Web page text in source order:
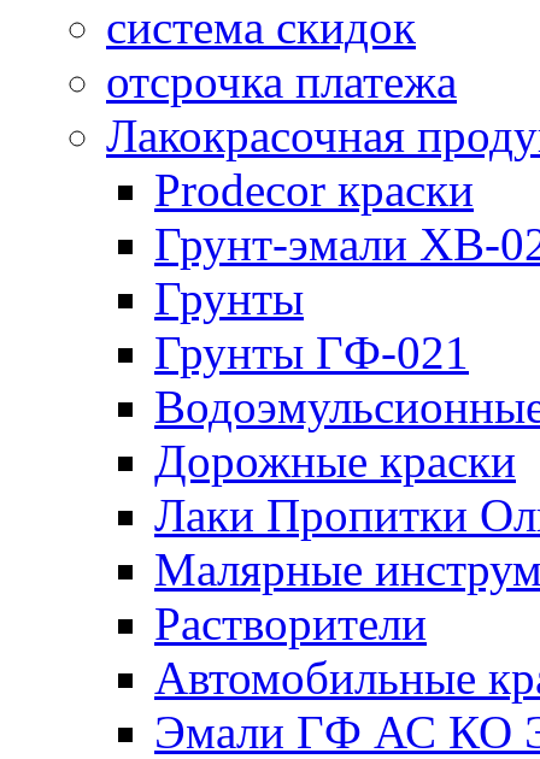
система скидок
отсрочка платежа
Лакокрасочная
Prodecor краски
Грунт-эмали ХВ-
Грунты
Грунты ГФ-021
Дорожные краски
Лаки Пропитки
Малярные
Растворители
Автомобильные
Эмали ГФ АС КО